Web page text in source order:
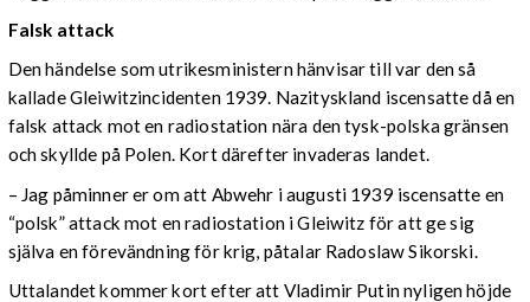
Falsk attack
Den händelse som utrikesministern hänvisar till var den så
kallade Gleiwitzincidenten 1939. Nazityskland iscensatte då en
falsk attack mot en radiostation nära den tysk-polska gränsen
och skyllde på Polen. Kort därefter invaderas landet.
– Jag påminner er om att Abwehr i augusti 1939 iscensatte en
“polsk” attack mot en radiostation i Gleiwitz för att ge sig
själva en förevändning för krig, påtalar Radoslaw Sikorski.
Uttalandet kommer kort efter att Vladimir Putin nyligen höjde